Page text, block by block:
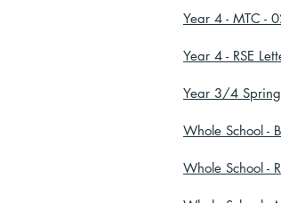
Year 4 - MTC -
Year 4 - RSE
Year 3/4
Whole School -
Whole School -